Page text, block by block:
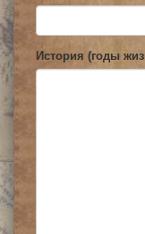
История (годы